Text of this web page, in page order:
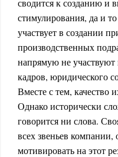
сводится к созданию и
стимулирования, да и
участвует в создании
производственных
напрямую не
кадров, юридического
Вместе с тем, качество
Однако исторически
говорится ни слова.
всех звеньев компании,
мотивировать на этот